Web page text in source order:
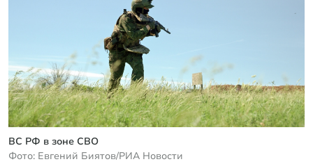
ВС РФ в зоне СВО
Фото: Евгений Биятов/РИА Новости